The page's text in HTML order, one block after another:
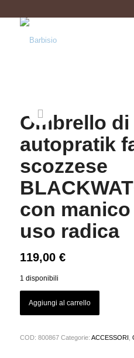
Ombrello
autopratik
scozzese
con
uso radica
119,00 €
1 disponibili
Aggiungi al carrello
COD: 800867 Categorie: ACCESSORI